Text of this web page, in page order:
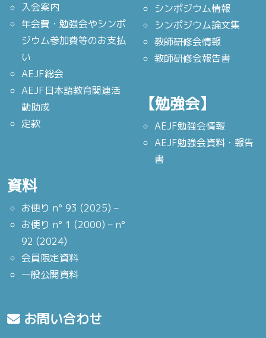
入会案内
年会費・勉強会やシンポ
ジウム参加費等のお支払
い
AEJF総会
AEJF日本語教育関連活
動助成
定款
シンポジウム情報
シンポジウム論文集
教師研修会情報
教師研修会報告書
【勉強会】
AEJF勉強会情報
AEJF勉強会資料・報告
書
資料
お便り n° 93 (2025) –
お便り n° 1 (2000) – n°
92 (2024)
会員限定資料
一般公開資料
お問い合わせ